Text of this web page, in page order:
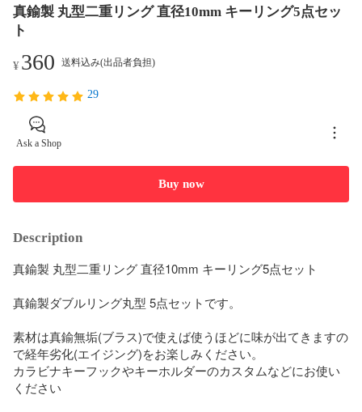
真鍮製 丸型二重リング 直径10mm キーリング5点セッ
ト
¥360 送料込み(出品者負担)
29
Ask a Shop
Buy now
Description
真鍮製 丸型二重リング 直径10mm キーリング5点セット
真鍮製ダブルリング丸型 5点セットです。
素材は真鍮無垢(ブラス)で使えば使うほどに味が出てきますの
で経年劣化(エイジング)をお楽しみください。
カラビナキーフックやキーホルダーのカスタムなどにお使い
ください